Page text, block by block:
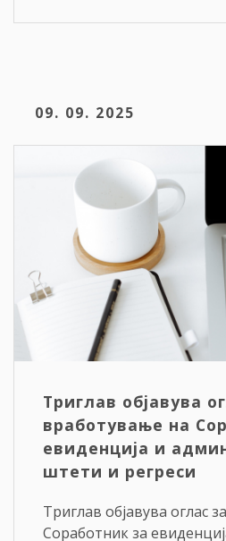
09. 09. 2025
Триглав објавува
вработување на
евиденција и
штети и регреси
Триглав објавува оглас
Соработник за